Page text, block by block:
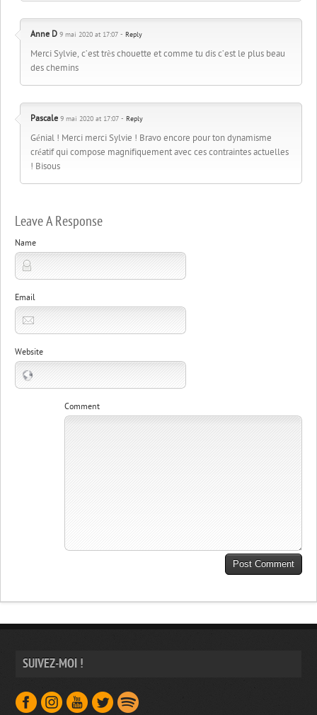
Anne D 9 mai 2020 at 17:07 - Reply
Merci Sylvie, c’est très chouette et comme tu dis c’est le plus beau
des chemins
Pascale 9 mai 2020 at 17:07 - Reply
Génial ! Merci merci Sylvie ! Bravo encore pour ton dynamisme
créatif qui compose magnifiquement avec ces contraintes actuelles
! Bisous
Leave A Response
Name
Email
Website
Comment
SUIVEZ-MOI !